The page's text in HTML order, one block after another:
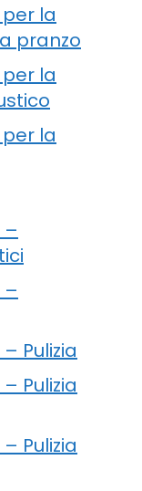
la
pranzo
la
la
–
–
Pulizia
Pulizia
Pulizia